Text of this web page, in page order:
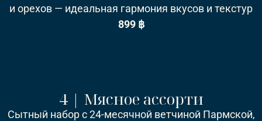
и орехов — идеальная гармония вкусов и текстур
899 ฿
4 | Мясное ассорти
Сытный набор с 24-месячной ветчиной Пармской,